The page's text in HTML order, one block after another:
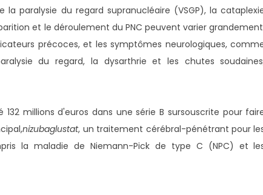
paralysie du regard supranucléaire (VSGP), la
et le déroulement du PNC peuvent varier
précoces, et les symptômes neurologiques,
du regard, la dysarthrie et les chutes
millions d'euros dans une série B sursouscrite pour
nizubaglustat, un traitement cérébral-pénétrant pour
la maladie de Niemann-Pick de type C (NPC) et